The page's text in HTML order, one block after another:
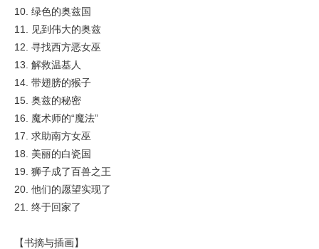
10. 绿色的奥兹国
11. 见到伟大的奥兹
12. 寻找西方恶女巫
13. 解救温基人
14. 带翅膀的猴子
15. 奥兹的秘密
16. 魔术师的“魔法”
17. 求助南方女巫
18. 美丽的白瓷国
19. 狮子成了百兽之王
20. 他们的愿望实现了
21. 终于回家了
【书摘与插画】